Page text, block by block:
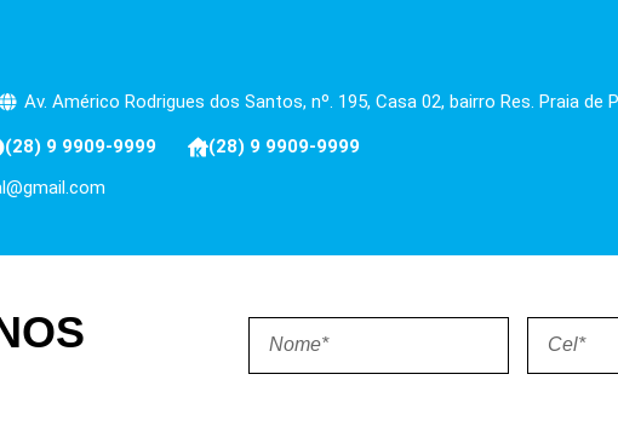
Av. Américo Rodrigues dos Santos, nº. 195, Casa 02, bairro Res. Praia de
(28) 9 9909-9999
(28) 9 9909-9999